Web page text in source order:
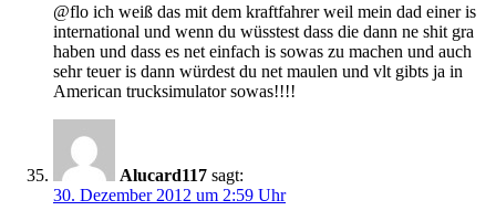
@flo ich weiß das mit dem kraftfahrer weil mein dad einer is
international und wenn du wüsstest dass die dann ne shit gra
haben und dass es net einfach is sowas zu machen und auch
sehr teuer is dann würdest du net maulen und vlt gibts ja in
American trucksimulator sowas!!!!
Alucard117 sagt:
30. Dezember 2012 um 2:59 Uhr